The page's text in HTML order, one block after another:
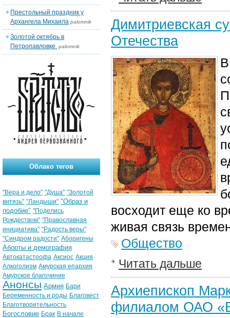
Димитриевская
Отечества
восходит еще ко
живая связь
Общество
Читать дальше
Архиепископ
филиалом ОАО
Престольный праздник у
Архангела Михаила palomnik
Золотой октябрь в
Петропавловке. palomnik
Облако тегов
"Вера и дело" "Душа" "Золотой
витязь" "Ландыши" "Образ и
подобие" "Поделись
Рождеством" "Православная
инициатива" "Радость веры"
"Синдром радости" Аборигены
Аборты и демография
Автокатастрофа Аксиос Акция
Алкоголизм Амурская епархия
Амурское благочиние
Анонсы Армия Бари
Беременность и роды Благовест
Благотворительность
Богословие Брак В начале